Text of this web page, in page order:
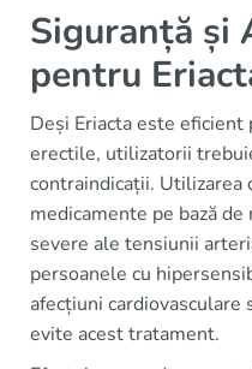
Siguranță și
pentru
Deși Eriacta este
erectile, utilizatorii
contraindicații. Utilizarea
medicamente pe bază
severe ale tensiunii
persoanele cu
afecțiuni
evite acest tratament.